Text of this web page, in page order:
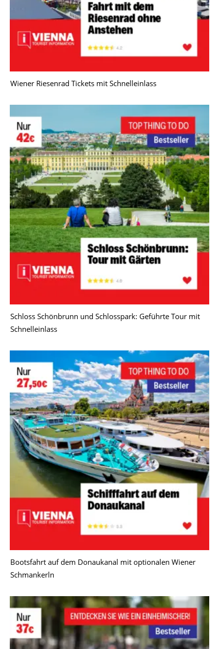
Wiener Riesenrad Tickets mit Schnelleinlass
Schloss Schönbrunn und Schlosspark: Geführte Tour mit
Schnelleinlass
Bootsfahrt auf dem Donaukanal mit optionalen Wiener
Schmankerln